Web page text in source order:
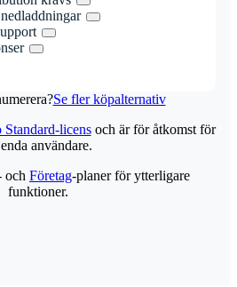
Se fler köpalternativ
Standard-licensoch är för åtkomst för
användare.
och Företag-planer för ytterligare
funktioner.